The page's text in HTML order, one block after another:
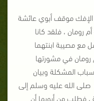
موقف أبوي عائشة
رومان ، فلقد كانا
مع مصيبة ابنتهما
رومان في مشورتها
المشكلة وبيان
صلى الله عليه وسلم إلى
، فطلب من أبويها أن